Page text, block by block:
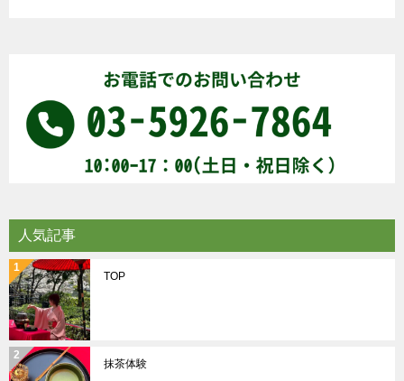
人気記事
TOP
抹茶体験